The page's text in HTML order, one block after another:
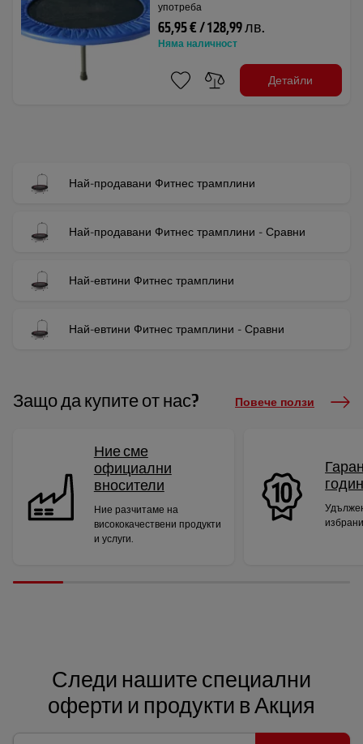
употреба
65,95 € / 128,99 лв.
Няма наличност
Детайли
Най-продавани Фитнес трамплини
Най-продавани Фитнес трамплини - Сравни
Най-евтини Фитнес трамплини
Най-евтини Фитнес трамплини - Сравни
Защо да купите от нас? Повече ползи
Ние сме
официални
вносители
Ние разчитаме на
висококачествени продукти
и услуги.
Следи нашите специални
оферти и продукти в Акция